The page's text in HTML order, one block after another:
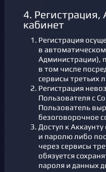
4.
кабинет
Регистрация
в
Администрации),
в том числе
сервисы третьих
Регистрация
Пользователя с
Пользователь
безоговорочное
Доступ к
и паролю либо
через сервисы
обязуется
пароля и данных